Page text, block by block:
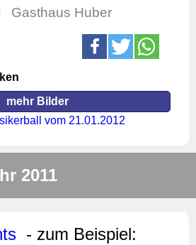
Gasthaus Huber
mehr Bilder
vom 21.01.2012
2011
- zum Beispiel: